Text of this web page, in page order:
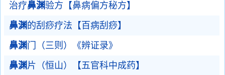
治疗鼻渊验方【鼻病偏方秘方】
鼻渊 的刮痧疗法【百病刮痧】
鼻渊门（三则）《辨证录》
鼻渊片（恒山）【五官科中成药】